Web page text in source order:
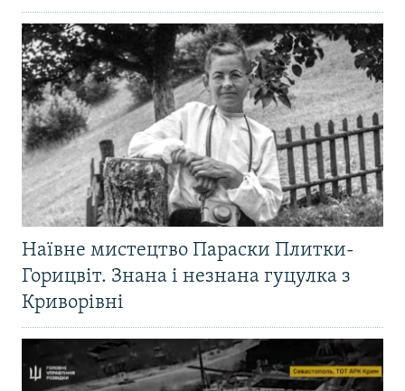
Наївне мистецтво Параски Плитки-
Горицвіт. Знана і незнана гуцулка з
Криворівні